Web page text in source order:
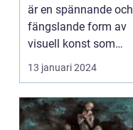
är en spännande och
fängslande form av
visuell konst som
förför och förvånar...
13 januari 2024